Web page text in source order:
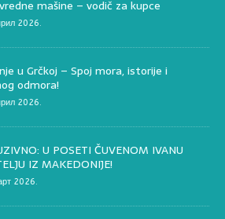
mašine – vodič za kupce
2026.
u Grčkoj – Spoj mora, istorije i
odmora!
2026.
U POSETI ČUVENOM IVANU
IZ MAKEDONIJE!
2026.